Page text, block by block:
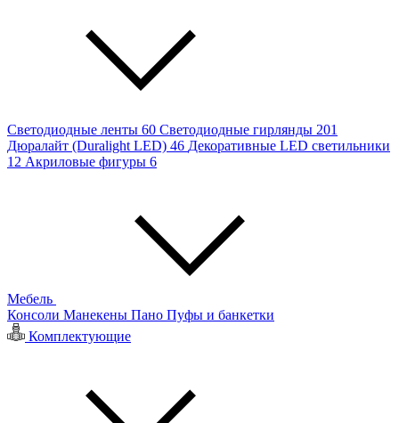
Светодиодные ленты 60 Светодиодные гирлянды 201
Дюралайт (Duralight LED) 46 Декоративные LED светильники
12 Акриловые фигуры 6
Мебель
Консоли Манекены Пано Пуфы и банкетки
Комплектующие